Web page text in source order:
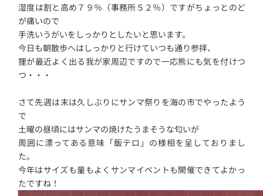
湿度は割と高め７９％（事務所５２％）ですがちょっとのど
が痛いので
手洗いうがいをしっかりとしたいと思います。
今日も朝散歩へはしっかりと行けていつも通り参拝、
狸が最近よく出る我が家周辺ですので一応熊にも気を付けつ
つ・・・
さて先週は末は久しぶりにサンマ祭りを海の市でやったよう
で
土曜の昼頃にはサンマの焼けたうまそうな匂いが
周囲に漂ってある意味「飯テロ」の様相を呈しておりまし
た。
今年はサイズも量もよくサンマイベントも開催できてよかっ
たですね！